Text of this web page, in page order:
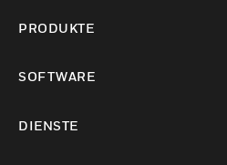
PRODUKTE
SOFTWARE
DIENSTE